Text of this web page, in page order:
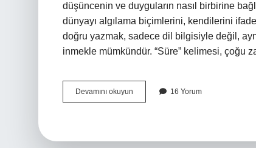
düşüncenin ve duyguların nasıl birbirine
dünyayı algılama biçimlerini, kendilerini
doğru yazmak, sadece dil bilgisiyle değil,
inmekle mümkündür. “Süre” kelimesi, çoğu
Devamını okuyun
gelip
16 Yorum